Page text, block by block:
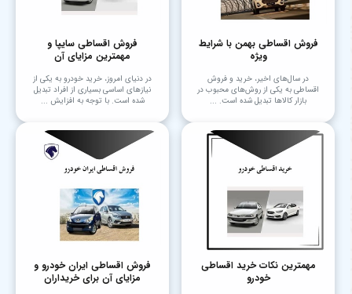
فروش اقساطی بهمن با شرایط
ویژه
در سال‌های اخیر، خرید و فروش
اقساطی به یکی از روش‌های محبوب در
بازار کالاها تبدیل شده است. ...
فروش اقساطی سایپا و
مهمترین مزایای آن
در دنیای امروز، خرید خودرو به یکی از
نیازهای اساسی بسیاری از افراد تبدیل
شده است. با توجه به افزایش ...
مهمترین نکات خرید اقساطی
خودرو
فروش اقساطی ایران خودرو و
مزایای آن برای خریداران